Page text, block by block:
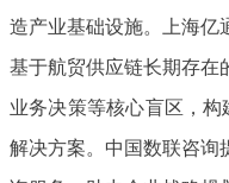
造产业基础设施。上海亿
基于航贸供应链长期存在
业务决策等核心盲区，构
解决方案。中国数联咨询